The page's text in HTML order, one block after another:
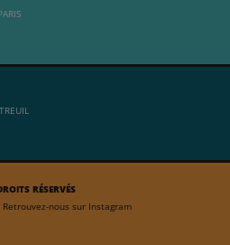
RÉSERVÉS
Retrouvez-nous sur Instagram